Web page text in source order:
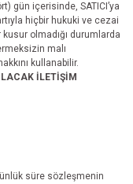
gün içerisinde, SATICI’ya
hiçbir hukuki ve cezai
olmadığı durumlarda
malı
kullanabilir.
İLETİŞİM
süre sözleşmenin